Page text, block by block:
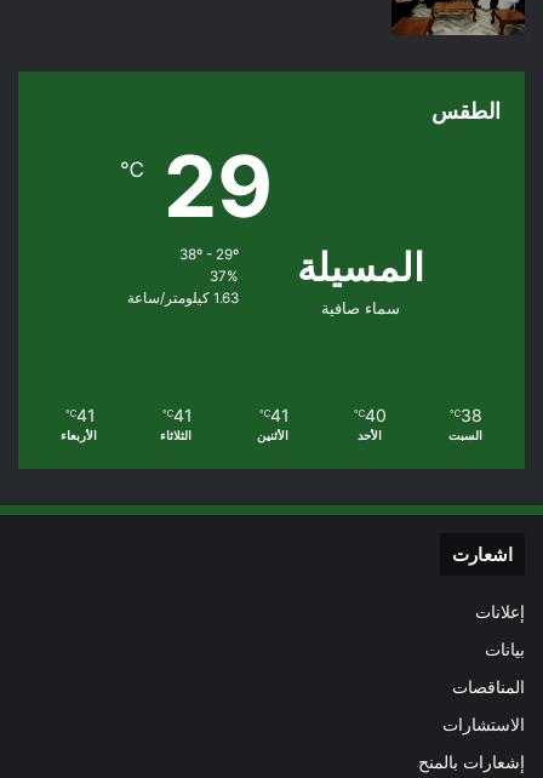
الطقس
المسيلة
سماء صافية
29
℃
38º - 29º
37%
1.63 كيلومتر/ساعة
38
℃
السبت
40
℃
الأحد
41
℃
الأثنين
41
℃
الثلاثاء
41
℃
الأربعاء
اشعارت
إعلانات
بيانات
المناقصات
الاستشارات
إشعارات بالمنح